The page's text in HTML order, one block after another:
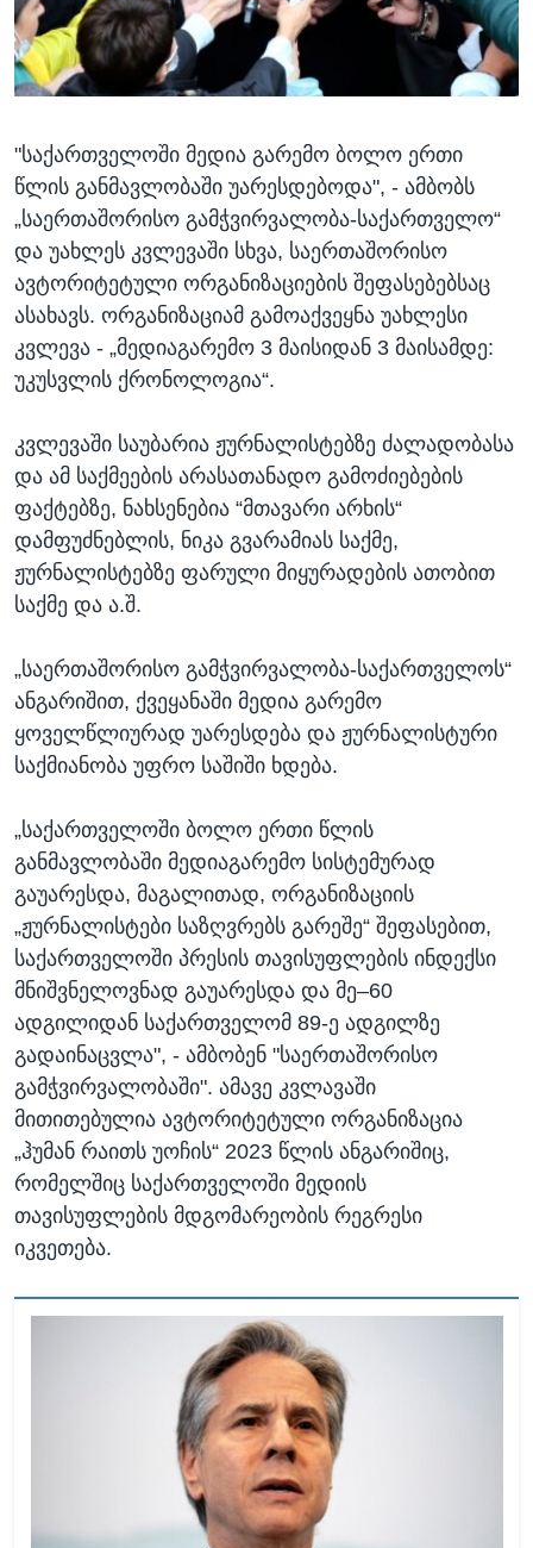
ᲙᲣᲚᲢᲣᲠᲐ
ᲒᲐᲚᲘᲚᲔᲝ
ენები
"საქართველოში მედია გარემო ბოლო ერთი
წლის განმავლობაში უარესდებოდა", - ამბობს
„საერთაშორისო გამჭვირვალობა-საქართველო“
და უახლეს კვლევაში სხვა, საერთაშორისო
ავტორიტეტული ორგანიზაციების შეფასებებსაც
ასახავს. ორგანიზაციამ გამოაქვეყნა უახლესი
კვლევა - „მედიაგარემო 3 მაისიდან 3 მაისამდე:
უკუსვლის ქრონოლოგია“.
კვლევაში საუბარია ჟურნალისტებზე ძალადობასა
და ამ საქმეების არასათანადო გამოძიებების
ფაქტებზე, ნახსენებია “მთავარი არხის“
დამფუძნებლის, ნიკა გვარამიას საქმე,
ჟურნალისტებზე ფარული მიყურადების ათობით
საქმე და ა.შ.
„საერთაშორისო გამჭვირვალობა-საქართველოს“
ანგარიშით, ქვეყანაში მედია გარემო
ყოველწლიურად უარესდება და ჟურნალისტური
საქმიანობა უფრო საშიში ხდება.
„საქართველოში ბოლო ერთი წლის
განმავლობაში მედიაგარემო სისტემურად
გაუარესდა, მაგალითად, ორგანიზაციის
„ჟურნალისტები საზღვრებს გარეშე“ შეფასებით,
საქართველოში პრესის თავისუფლების ინდექსი
მნიშვნელოვნად გაუარესდა და მე–60
ადგილიდან საქართველომ 89-ე ადგილზე
გადაინაცვლა", - ამბობენ "საერთაშორისო
გამჭვირვალობაში". ამავე კვლავაში
მითითებულია ავტორიტეტული ორგანიზაცია
„ჰუმან რაითს უოჩის“ 2023 წლის ანგარიშიც,
რომელშიც საქართველოში მედიის
თავისუფლების მდგომარეობის რეგრესი
იკვეთება.